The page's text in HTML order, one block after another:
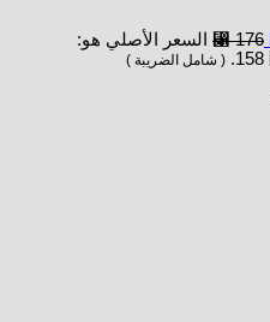
⃁176
السعر الأصلي هو:
( شامل الضريبة )